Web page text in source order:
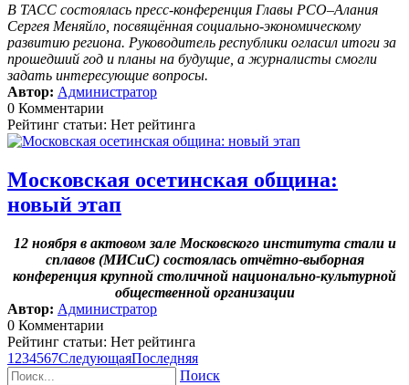
В ТАСС состоялась пресс-конференция Главы РСО–Алания
Сергея Меняйло, посвящённая социально-экономическому
развитию региона. Руководитель республики огласил итоги за
прошедший год и планы на будущие, а журналисты смогли
задать интересующие вопросы.
Автор: Администратор
0 Комментарии
Рейтинг статьи: Нет рейтинга
Московская осетинская община:
новый этап
12 ноября в актовом зале Московского института стали и
сплавов (МИСиС) состоялась отчётно-выборная
конференция крупной столичной национально-культурной
общественной организации
Автор: Администратор
0 Комментарии
Рейтинг статьи: Нет рейтинга
1 234567СледующаяПоследняя
Поиск